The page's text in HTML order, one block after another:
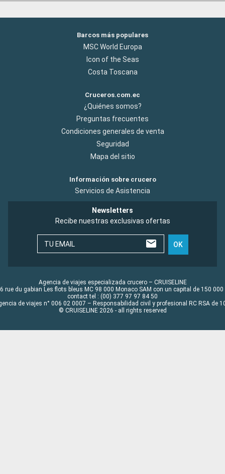
Barcos más populares
MSC World Europa
Icon of the Seas
Costa Toscana
Cruceros.com.ec
¿Quiénes somos?
Preguntas frecuentes
Condiciones generales de venta
Seguridad
Mapa del sitio
Información sobre crucero
Servicios de Asistencia
Newsletters
Recibe nuestras exclusivas ofertas
TU EMAIL OK
Agencia de viajes especializada crucero – CRUISELINE
rue du gabian Les flots bleus MC 98 000 Monaco SAM con un capital de 150 000
contact tel : (00) 377 97 97 84 50
de viajes n° 006 02 0007 – Responsabilidad civil y profesional RC RSA de
© CRUISELINE 2026 - all rights reserved